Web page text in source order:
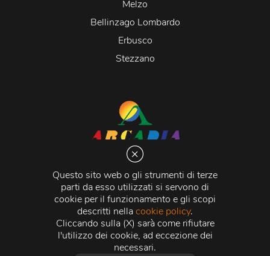
Questo sito web o gli strumenti di terze
parti da esso utilizzati si servono di
cookie per il funzionamento e gli scopi
descritti nellacookie policy.
Cliccando sulla (X) sarà come rifiutare
l'utilizzo dei cookie, ad eccezione dei
necessari.
Melzo
Bellinzago Lombardo
Erbusco
Stezzano
Via Martiri della Libertà 20066 Melzo (MI)
C.C.I.A.A. - R.E.A di Milano n. 1427910
Registro delle Imprese di Milano n. 338392 -
Fiscale e Partita Iva11015840157 | Capitale Sociale
500.000,00 i.v.
Credits:Crea Informatica S.r.l. 2026 © Tutti i diritti
riservati.